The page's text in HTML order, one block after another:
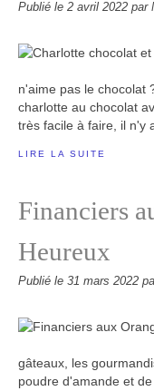
Publié le 2 avril 2022 par
n'aime pas le chocolat
charlotte au chocolat
très facile à faire, il n'y
LIRE LA SUITE
Financiers
Heureux
Publié le 31 mars 2022
gâteaux, les
poudre d'amande et